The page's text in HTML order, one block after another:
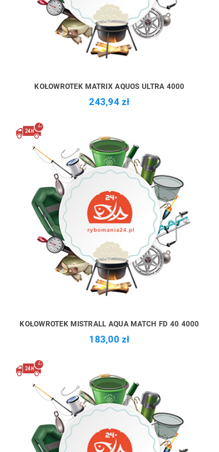
KOŁOWROTEK MATRIX AQUOS ULTRA 4000
243,94 zł
KOŁOWROTEK MISTRALL AQUA MATCH FD 40 4000
183,00 zł